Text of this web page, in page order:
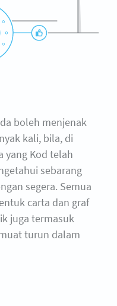
boleh menjenak
kali, bila, di
yang Kod telah
sebarang
segera. Semua
carta dan graf
juga termasuk
turun dalam